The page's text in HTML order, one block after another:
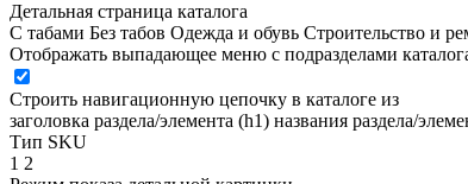
Детальная страница каталога
С табами Без табов Одежда и обувь Строительство и
Отображать выпадающее меню с подразделами
Строить навигационную цепочку в каталоге из
заголовка раздела/элемента (h1) названия раздела/
Тип SKU
1 2